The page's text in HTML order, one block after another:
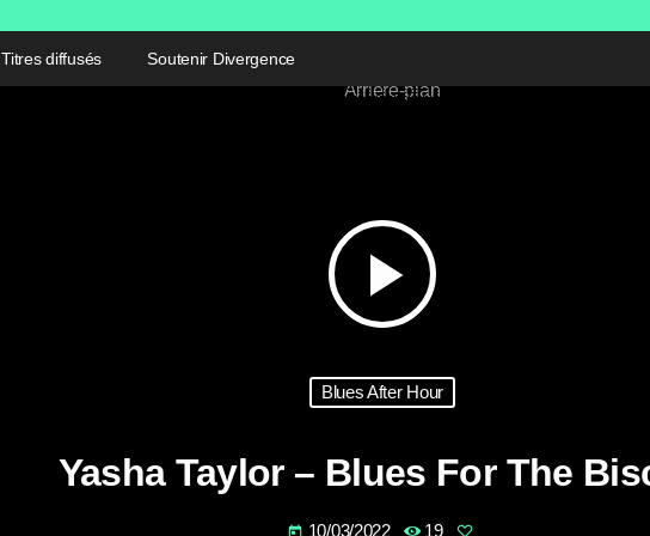
Titres diffusés Soutenir Divergence
play_arrow
Blues After Hour
Yasha Taylor – Blues For The
today 10/03/2022 19